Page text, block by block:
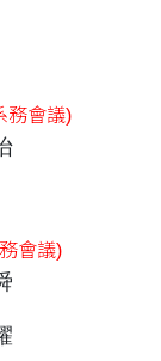
務會議)
會議)